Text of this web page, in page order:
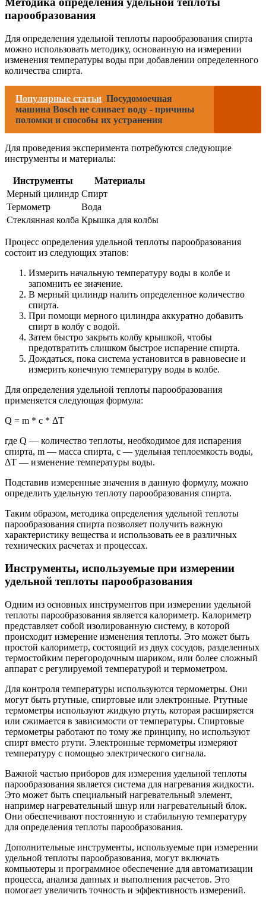
парообразования
Для определения удельной теплоты парообразования спирта
можно использовать методику, основанную на измерении
изменения температуры воды при добавлении определенного
количества спирта.
Популярные статьи Посудомоечная
машина Bosch не сливает воду - причины
поломки и способы их устранения
Для проведения эксперимента потребуются следующие
инструменты и материалы:
Инструменты
Материалы
Мерный цилиндр Спирт
Термометр
Вода
Стеклянная колба Крышка для колбы
Процесс определения удельной теплоты парообразования
состоит из следующих этапов:
Измерить начальную температуру воды в колбе и
запомнить ее значение.
В мерный цилиндр налить определенное количество
спирта.
При помощи мерного цилиндра аккуратно добавить
спирт в колбу с водой.
Затем быстро закрыть колбу крышкой, чтобы
предотвратить слишком быстрое испарение спирта.
Дождаться, пока система установится в равновесие и
измерить конечную температуру воды в колбе.
Для определения удельной теплоты парообразования
применяется следующая формула:
Q = m * c * ΔT
где Q — количество теплоты, необходимое для испарения
спирта, m — масса спирта, c — удельная теплоемкость воды,
ΔT — изменение температуры воды.
Подставив измеренные значения в данную формулу, можно
определить удельную теплоту парообразования спирта.
Таким образом, методика определения удельной теплоты
парообразования спирта позволяет получить важную
характеристику вещества и использовать ее в различных
технических расчетах и процессах.
Инструменты, используемые при измерении
удельной теплоты парообразования
Одним из основных инструментов при измерении удельной
теплоты парообразования является калориметр. Калориметр
представляет собой изолированную систему, в которой
происходит измерение изменения теплоты. Это может быть
простой калориметр, состоящий из двух сосудов, разделенных
термостойким перегородочным шариком, или более сложный
аппарат с регулируемой температурой и термометром.
Для контроля температуры используются термометры. Они
могут быть ртутные, спиртовые или электронные. Ртутные
термометры используют жидкую ртуть, которая расширяется
или сжимается в зависимости от температуры. Спиртовые
термометры работают по тому же принципу, но используют
спирт вместо ртути. Электронные термометры измеряют
температуру с помощью электрического сигнала.
Важной частью приборов для измерения удельной теплоты
парообразования является система для нагревания жидкости.
Это может быть специальный нагревательный элемент,
например нагревательный шнур или нагревательный блок.
Они обеспечивают постоянную и стабильную температуру
для определения теплоты парообразования.
Дополнительные инструменты, используемые при измерении
удельной теплоты парообразования, могут включать
компьютеры и программное обеспечение для автоматизации
процесса, анализа данных и выполнения расчетов. Это
помогает увеличить точность и эффективность измерений.